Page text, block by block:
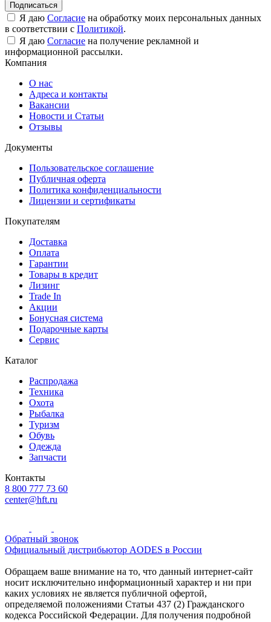
Подписаться
Я даю Согласие на обработку моих персональных данных
в соответствии с Политикой.
Я даю Согласие на получение рекламной и
информационной рассылки.
Компания
О нас
Адреса и контакты
Вакансии
Новости и Статьи
Отзывы
Документы
Пользовательское соглашение
Публичная оферта
Политика конфиденциальности
Лицензии и сертификаты
Покупателям
Доставка
Оплата
Гарантии
Товары в кредит
Лизинг
Trade In
Акции
Бонусная система
Подарочные карты
Сервис
Каталог
Распродажа
Техника
Охота
Рыбалка
Туризм
Обувь
Одежда
Запчасти
Контакты
8 800 777 73 60
center@hft.ru
Обратный звонок
Официальный дистрибьютор AODES в России
Обращаем ваше внимание на то, что данный интернет-сайт
носит исключительно информационный характер и ни при
каких условиях не является публичной офертой,
определяемой положениями Статьи 437 (2) Гражданского
кодекса Российской Федерации. Для получения подробной